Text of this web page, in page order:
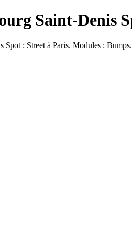
Saint-Denis
Spot : Street à Paris. Modules : Bumps.